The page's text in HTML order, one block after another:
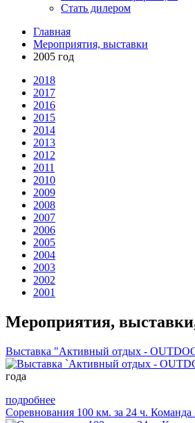
Стать дилером
Главная
Мероприятия, выставки
2005 год
2018
2017
2016
2015
2014
2013
2012
2011
2010
2009
2008
2007
2006
2005
2004
2003
2002
2001
Мероприятия, выставки,
Выставка "Активный отдых -
года
подробнее
Соревнования 100 км. за 24 ч.